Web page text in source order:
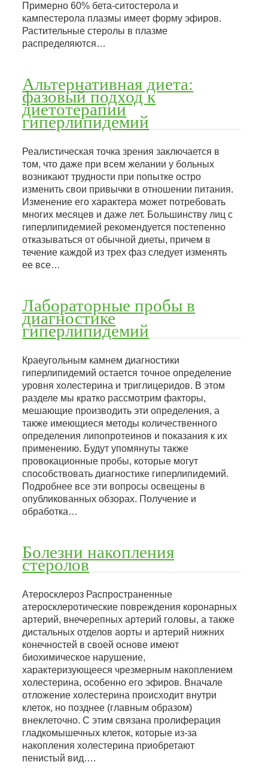
Примерно 60% бета-ситостерола и
кампестерола плазмы имеет форму эфиров.
Растительные стеролы в плазме
распределяются…
Альтернативная диета:
фазовый подход к
диетотерапии
гиперлипидемий
Реалистическая точка зрения заключается в
том, что даже при всем желании у больных
возникают трудности при попытке остро
изменить свои привычки в отношении питания.
Изменение его характера может потребовать
многих месяцев и даже лет. Большинству лиц с
гиперлипидемией рекомендуется постепенно
отказываться от обычной диеты, причем в
течение каждой из трех фаз следует изменять
ее все…
Лабораторные пробы в
диагностике
гиперлипидемий
Краеугольным камнем диагностики
гиперлипидемий остается точное определение
уровня холестерина и триглицеридов. В этом
разделе мы кратко рассмотрим факторы,
мешающие производить эти определения, а
также имеющиеся методы количественного
определения липопротеинов и показания к их
применению. Будут упомянуты также
провокационные пробы, которые могут
способствовать диагностике гиперлипидемий.
Подробнее все эти вопросы освещены в
опубликованных обзорах. Получение и
обработка…
Болезни накопления
стеролов
Атеросклероз Распространенные
атеросклеротические повреждения коронарных
артерий, внечерепных артерий головы, а также
дистальных отделов аорты и артерий нижних
конечностей в своей основе имеют
биохимическое нарушение,
характеризующееся чрезмерным накоплением
холестерина, особенно его эфиров. Вначале
отложение холестерина происходит внутри
клеток, но позднее (главным образом)
внеклеточно. С этим связана пролиферация
гладкомышечных клеток, которые из-за
накопления холестерина приобретают
пенистый вид….